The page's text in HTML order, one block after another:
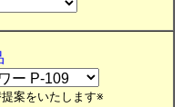
案をいたします※